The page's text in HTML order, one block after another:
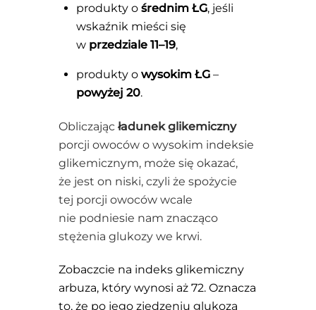
produkty ośrednim ŁG, jeśli
wskaźnik mieści się
w przedziale 11–19,
produkty owysokim ŁG –
powyżej 20.
Obliczając ładunek glikemiczny
porcji owoców o wysokim indeksie
glikemicznym, może się okazać,
że jest on niski, czyli że spożycie
tej porcji owoców wcale
nie podniesie nam znacząco
stężenia glukozy we krwi.
Zobaczcie na indeks glikemiczny
arbuza, który wynosi aż 72. Oznacza
to, że po jego zjedzeniu glukoza